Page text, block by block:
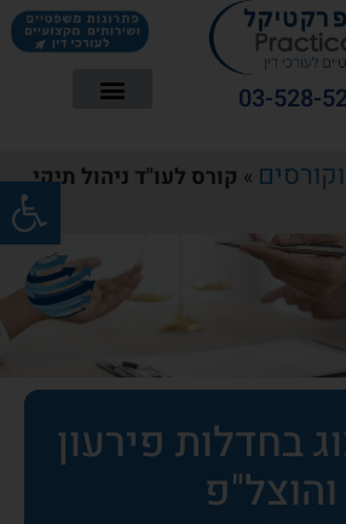
פתח
03-528-
» קורס לעו"ד ניהול תיקי
בחדלות פירעון
והוצל"פ